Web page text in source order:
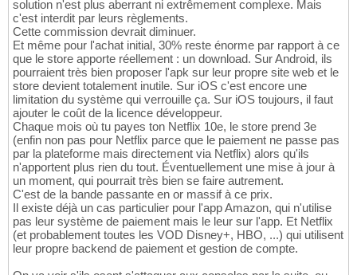
solution n'est plus aberrant ni extrêmement complexe. Mais
c'est interdit par leurs règlements.
Cette commission devrait diminuer.
Et même pour l'achat initial, 30% reste énorme par rapport à ce
que le store apporte réellement : un download. Sur Android, ils
pourraient très bien proposer l'apk sur leur propre site web et le
store devient totalement inutile. Sur iOS c'est encore une
limitation du système qui verrouille ça. Sur iOS toujours, il faut
ajouter le coût de la licence développeur.
Chaque mois où tu payes ton Netflix 10e, le store prend 3e
(enfin non pas pour Netflix parce que le paiement ne passe pas
par la plateforme mais directement via Netflix) alors qu'ils
n'apportent plus rien du tout. Éventuellement une mise à jour à
un moment, qui pourrait très bien se faire autrement.
C'est de la bande passante en or massif à ce prix.
Il existe déjà un cas particulier pour l'app Amazon, qui n'utilise
pas leur système de paiement mais le leur sur l'app. Et Netflix
(et probablement toutes les VOD Disney+, HBO, ...) qui utilisent
leur propre backend de paiement et gestion de compte.